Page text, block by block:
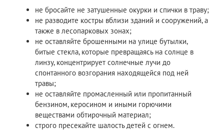
не бросайте не затушенные окурки и спички в траву;
не разводите костры вблизи зданий и сооружений, а
также в лесопарковых зонах;
не оставляйте брошенными на улице бутылки,
битые стекла, которые превращаясь на солнце в
линзу, концентрирует солнечные лучи до
спонтанного возгорания находящейся под ней
травы;
не оставляйте промасленный или пропитанный
бензином, керосином и иными горючими
веществами обтирочный материал;
строго пресекайте шалость детей с огнем.